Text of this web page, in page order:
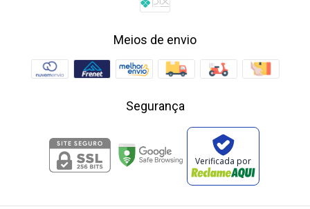
Meios de envio
Segurança
Verificada por